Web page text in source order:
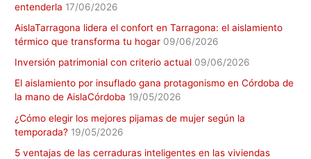
entenderla 17/06/2026
AislaTarragona lidera el confort en Tarragona: el aislamiento
térmico que transforma tu hogar 09/06/2026
Inversión patrimonial con criterio actual 09/06/2026
El aislamiento por insuflado gana protagonismo en Córdoba de
la mano de AislaCórdoba 19/05/2026
¿Cómo elegir los mejores pijamas de mujer según la
temporada? 19/05/2026
5 ventajas de las cerraduras inteligentes en las viviendas